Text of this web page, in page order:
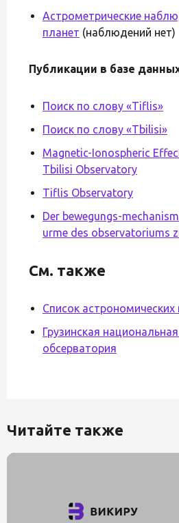
Астрометрические
планет (наблюдений нет)
Публикации в базе
Поиск по слову «Tiflis»
Поиск по слову «Tbilisi»
Magnetic-Ionospheric
Tbilisi Observatory
Tiflis Observatory
Der bewegungs-
urme des observatoriums
См. также
Список астрономических
Грузинская
обсерватория
Читайте также